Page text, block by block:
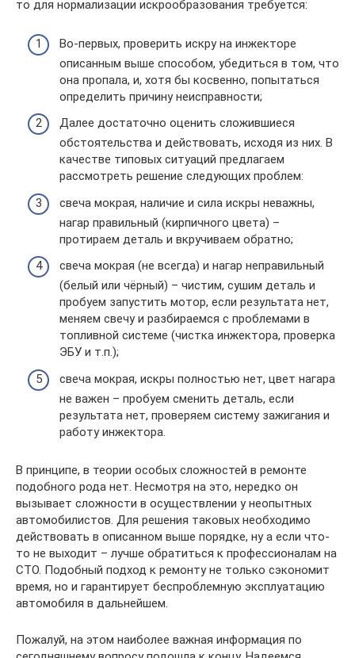
то для нормализации искрообразования требуется:
Во-первых, проверить искру на инжекторе
описанным выше способом, убедиться в том, что
она пропала, и, хотя бы косвенно, попытаться
определить причину неисправности;
Далее достаточно оценить сложившиеся
обстоятельства и действовать, исходя из них. В
качестве типовых ситуаций предлагаем
рассмотреть решение следующих проблем:
свеча мокрая, наличие и сила искры неважны,
нагар правильный (кирпичного цвета) –
протираем деталь и вкручиваем обратно;
свеча мокрая (не всегда) и нагар неправильный
(белый или чёрный) – чистим, сушим деталь и
пробуем запустить мотор, если результата нет,
меняем свечу и разбираемся с проблемами в
топливной системе (чистка инжектора, проверка
ЭБУ и т.п.);
свеча мокрая, искры полностью нет, цвет нагара
не важен – пробуем сменить деталь, если
результата нет, проверяем систему зажигания и
работу инжектора.
В принципе, в теории особых сложностей в ремонте
подобного рода нет. Несмотря на это, нередко он
вызывает сложности в осуществлении у неопытных
автомобилистов. Для решения таковых необходимо
действовать в описанном выше порядке, ну а если что-
то не выходит – лучше обратиться к профессионалам на
СТО. Подобный подход к ремонту не только сэкономит
время, но и гарантирует беспроблемную эксплуатацию
автомобиля в дальнейшем.
Пожалуй, на этом наиболее важная информация по